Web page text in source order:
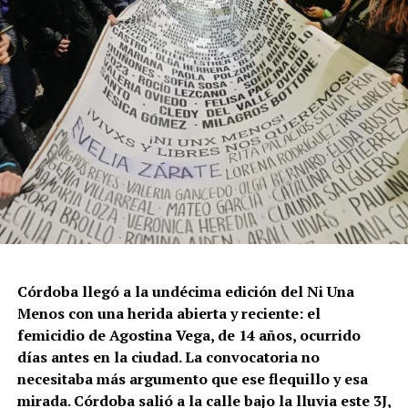
Córdoba llegó a la undécima edición del Ni Una
Menos con una herida abierta y reciente: el
femicidio de Agostina Vega, de 14 años, ocurrido
días antes en la ciudad. La convocatoria no
necesitaba más argumento que ese flequillo y esa
mirada. Córdoba salió a la calle bajo la lluvia este 3J,